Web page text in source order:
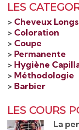
LES
> Cheveux Longs
> Coloration
> Coupe
> Permanente
> Hygiène
> Méthodologie
> Barbier
LES COURS
La